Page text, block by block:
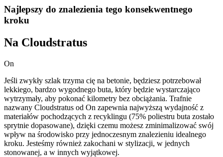
Najlepszy do znalezienia tego konsekwentnego
kroku
Na Cloudstratus
On
Jeśli zwykły szlak trzyma cię na betonie, będziesz potrzebował
lekkiego, bardzo wygodnego buta, który będzie wystarczająco
wytrzymały, aby pokonać kilometry bez obciążania. Trafnie
nazwany Cloudstratus od On zapewnia najwyższą wydajność z
materiałów pochodzących z recyklingu (75% poliestru buta zostało
sprytnie dopasowane), dzięki czemu możesz zminimalizować swój
wpływ na środowisko przy jednoczesnym znalezieniu idealnego
kroku. Jesteśmy również zakochani w stylizacji, w jednych
stonowanej, a w innych wyjątkowej.